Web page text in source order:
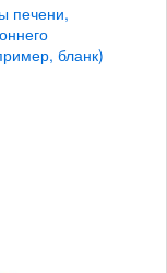
печени,
бланк)